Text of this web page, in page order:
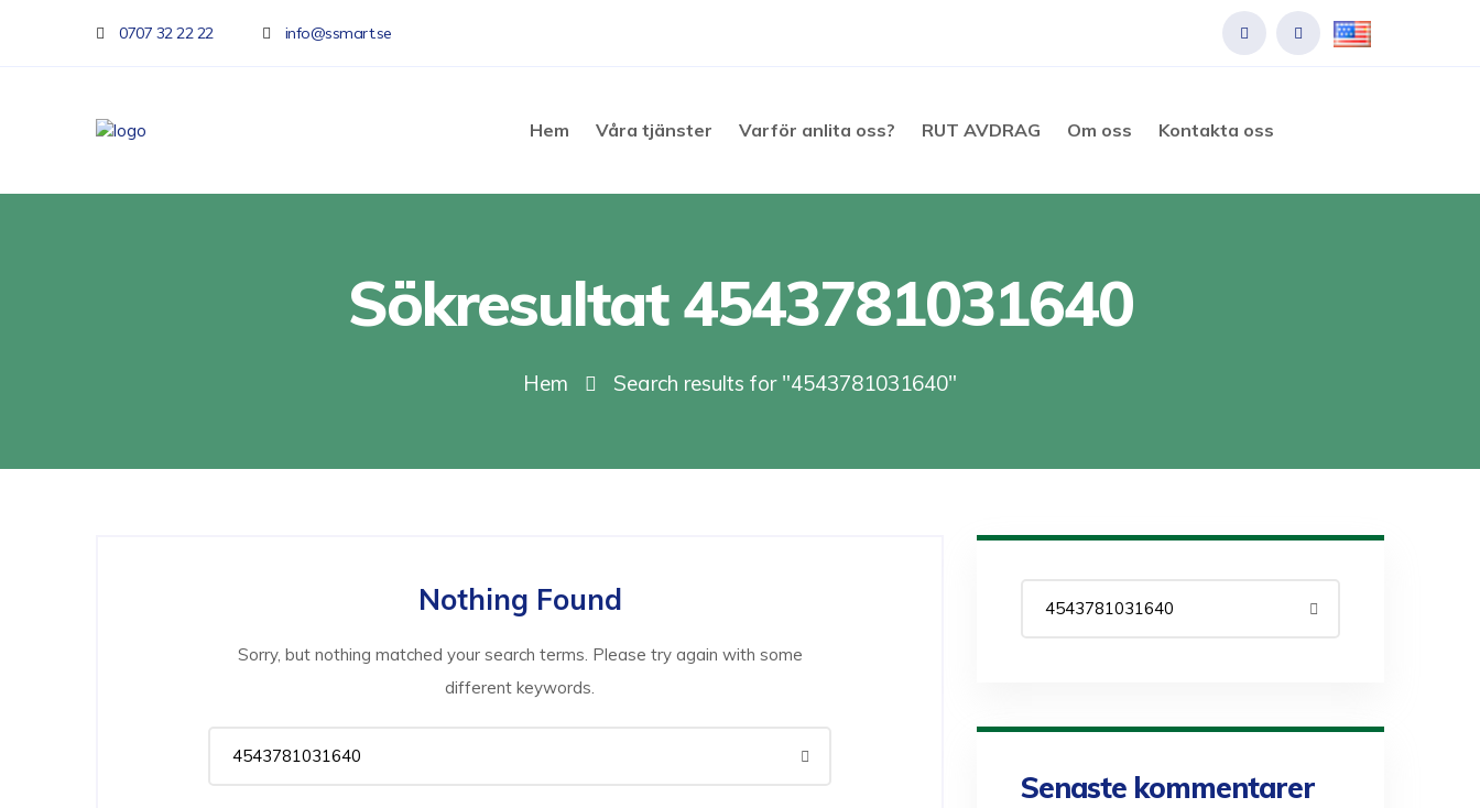
0707 32 22 22 info@ssmart.se
Hem Våra tjänster Varför anlita oss? RUT AVDRAG Om oss Kontakta oss
Sökresultat 4543781031640
Hem Search results for "4543781031640"
Nothing Found
Sorry, but nothing matched your search terms. Please try again with some
different keywords.
Senaste kommentarer